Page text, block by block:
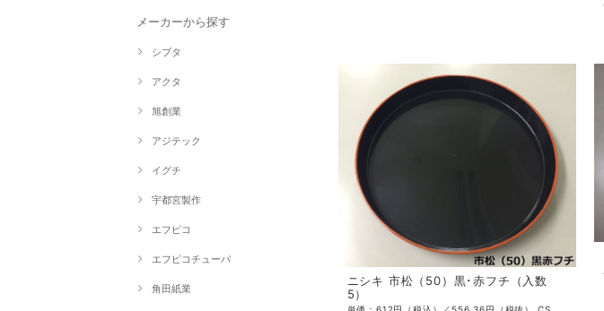
メーカーから探す
シブタ
アクタ
旭創業
アジテック
イグチ
宇都宮製作
エフピコ
エフピコチューパ
角田紙業
ニシキ 市松（50）黒･赤フチ（入数
5）